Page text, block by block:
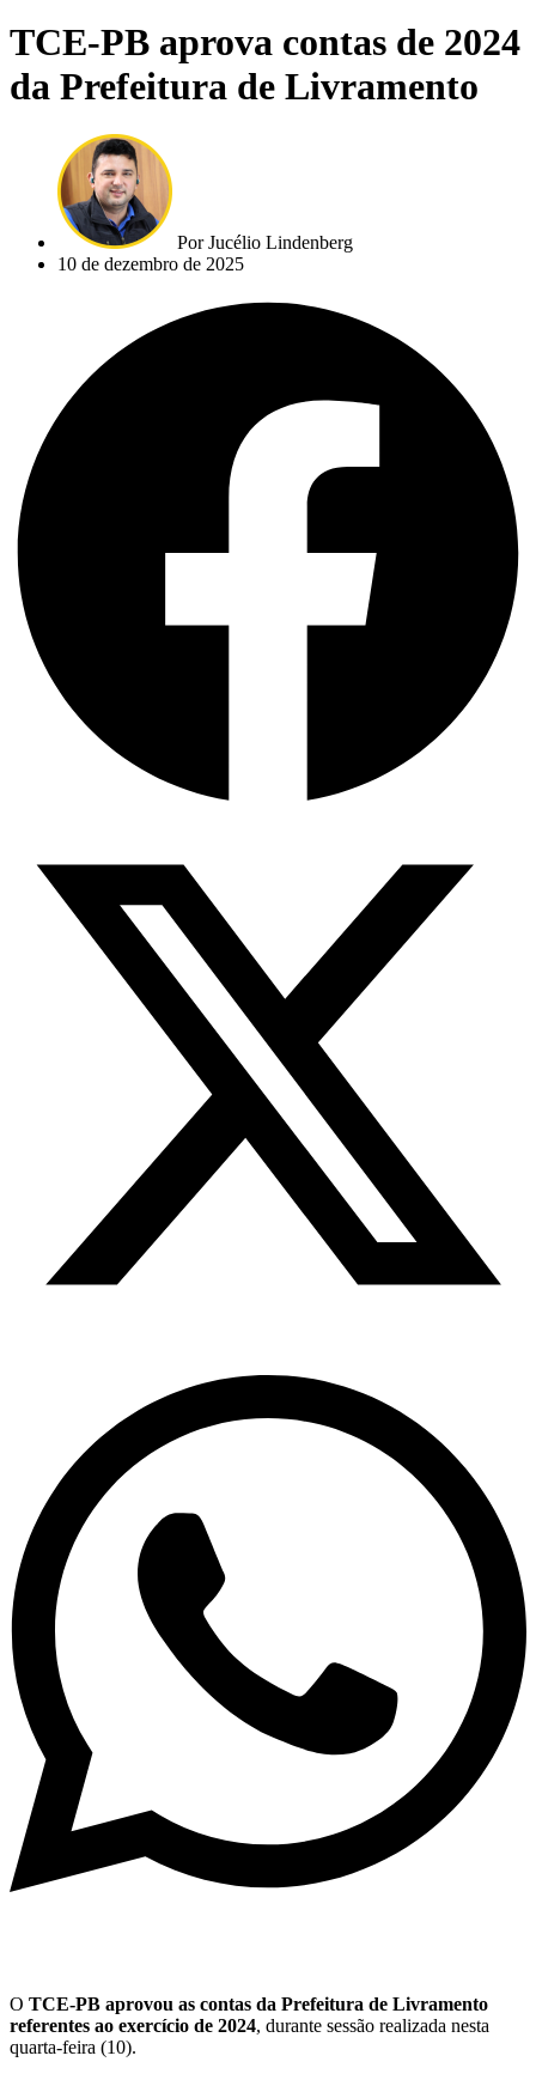
TCE-PB aprova contas de 2024
da Prefeitura de Livramento
PorJucélio Lindenberg
10 de dezembro de 2025
O TCE-PB aprovou as contas da Prefeitura de Livramento
referentes ao exercício de 2024, durante sessão realizada nesta
quarta-feira (10).